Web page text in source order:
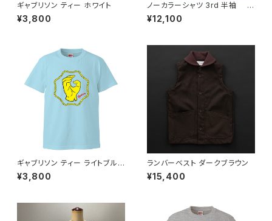
ギャブリソン ティー ホワイト
¥3,800
ノーカラーシャツ 3rd 半袖 白
×黒
¥12,100
ギャブリソン ティー ライトブル
ー
¥3,800
ランバーベスト ダークブラウン
¥15,400